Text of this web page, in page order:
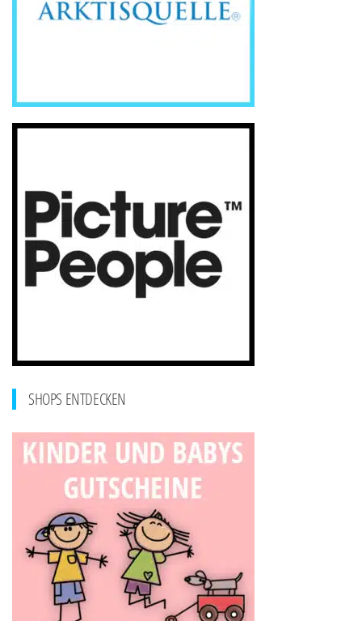
SHOPS ENTDECKEN